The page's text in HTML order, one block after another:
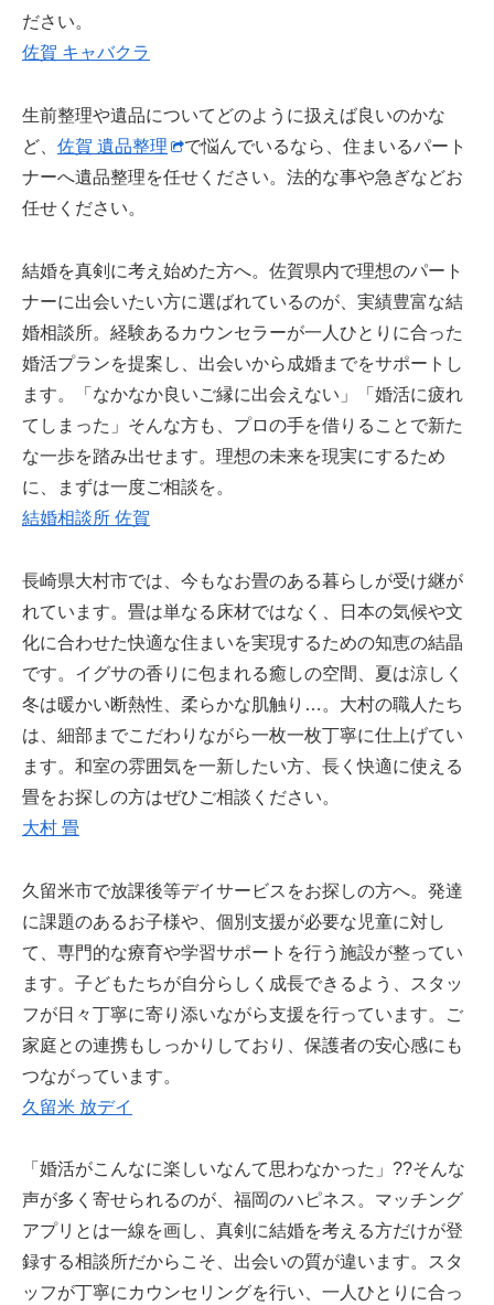
ださい。
佐賀 キャバクラ
生前整理や遺品についてどのように扱えば良いのかな
ど、 佐賀 遺品整理
で悩んでいるなら、住まいるパート
ナーへ遺品整理を任せください。法的な事や急ぎなどお
任せください。
結婚を真剣に考え始めた方へ。佐賀県内で理想のパート
ナーに出会いたい方に選ばれているのが、実績豊富な結
婚相談所。経験あるカウンセラーが一人ひとりに合った
婚活プランを提案し、出会いから成婚までをサポートし
ます。「なかなか良いご縁に出会えない」「婚活に疲れ
てしまった」そんな方も、プロの手を借りることで新た
な一歩を踏み出せます。理想の未来を現実にするため
に、まずは一度ご相談を。
結婚相談所 佐賀
長崎県大村市では、今もなお畳のある暮らしが受け継が
れています。畳は単なる床材ではなく、日本の気候や文
化に合わせた快適な住まいを実現するための知恵の結晶
です。イグサの香りに包まれる癒しの空間、夏は涼しく
冬は暖かい断熱性、柔らかな肌触り…。大村の職人たち
は、細部までこだわりながら一枚一枚丁寧に仕上げてい
ます。和室の雰囲気を一新したい方、長く快適に使える
畳をお探しの方はぜひご相談ください。
大村 畳
久留米市で放課後等デイサービスをお探しの方へ。発達
に課題のあるお子様や、個別支援が必要な児童に対し
て、専門的な療育や学習サポートを行う施設が整ってい
ます。子どもたちが自分らしく成長できるよう、スタッ
フが日々丁寧に寄り添いながら支援を行っています。ご
家庭との連携もしっかりしており、保護者の安心感にも
つながっています。
久留米 放デイ
「婚活がこんなに楽しいなんて思わなかった」??そんな
声が多く寄せられるのが、福岡のハピネス。マッチング
アプリとは一線を画し、真剣に結婚を考える方だけが登
録する相談所だからこそ、出会いの質が違います。スタ
ッフが丁寧にカウンセリングを行い、一人ひとりに合っ